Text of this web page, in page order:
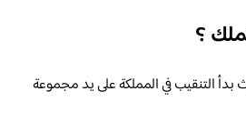
؟
بدأ التنقيب في المملكة على يد مجموعة